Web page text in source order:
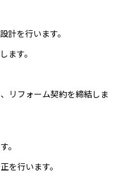
計を行います。
ます。
リフォーム契約を締結しま
。
を行います。